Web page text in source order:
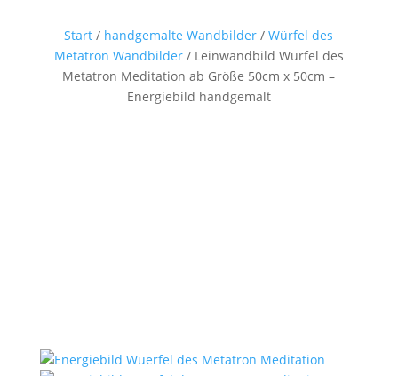
Start / handgemalte Wandbilder /Würfel des
Metatron Wandbilder/ Leinwandbild Würfel des
Metatron Meditation ab Größe 50cm x 50cm –
Energiebild handgemalt